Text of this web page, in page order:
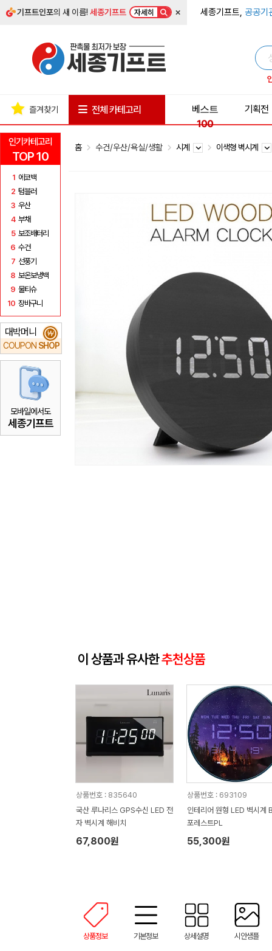
기프트인포의 새 이름!세종기프트 자세히 × 세종기프트, 공공기
인기카테고리
TOP 10
1 에코백
2 텀블러
3 우산
4 부채
5 보조배터리
6 수건
7 선풍기
8 보온보냉백
9 물티슈
10 장바구니
대박머니
COUPON SHOP
₩
모바일에서도
세종기프트
즐겨찾기 전체 카테고리
베스트
100
기획전
홈 수건/우산/욕실/생활 시계 이색형 벽시계
이 상품과 유사한추천상품
상품번호 : 835640
국산 루나리스 GPS수신 LED 전
자 벽시계 해비치
67,800원
상품번호 : 693109
인테리어 원형 LED 벽시계
포레스트PL
55,300원
상품정보 기본정보 상세설명 시안샘플